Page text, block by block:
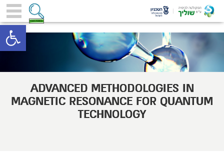
ADVANCED METHODOLOGIES IN
MAGNETIC RESONANCE FOR QUANTUM
TECHNOLOGY